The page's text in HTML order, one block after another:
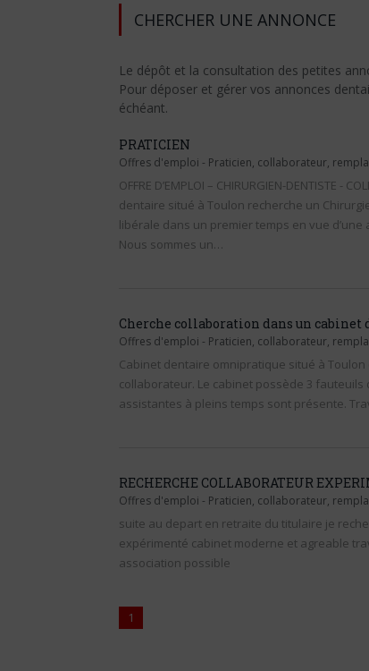
CHERCHER UNE ANNONCE
Le dépôt et la consultation des petites
Pour déposer et gérer vos annonces
échéant.
PRATICIEN
Offres d'emploi - Praticien, collaborateur,
OFFRE D’EMPLOI – CHIRURGIEN-DENTISTE -
dentaire situé à Toulon recherche un
libérale dans un premier temps en vue d’une
Nous sommes un…
Cherche collaboration dans un
Offres d'emploi - Praticien, collaborateur,
Cabinet dentaire omnipratique situé à
collaborateur. Le cabinet possède 3
assistantes à pleins temps sont présente.
RECHERCHE COLLABORATEUR
Offres d'emploi - Praticien, collaborateur,
suite au depart en retraite du titulaire je
expérimenté cabinet moderne et agreable
association possible
1